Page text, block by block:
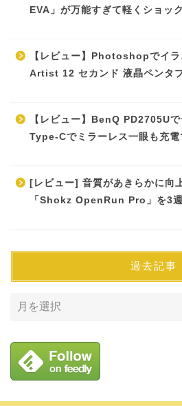
EVA」が万能すぎて軽くショック
【レビュー】Photoshopでイ
Artist 12 セカンド 液晶ペンタ
【レビュー】BenQ PD2705U
Type-Cでミラーレス一眼も充電
[レビュー] 音質があきらかに向
「Shokz OpenRun Pro」を3
過去記事